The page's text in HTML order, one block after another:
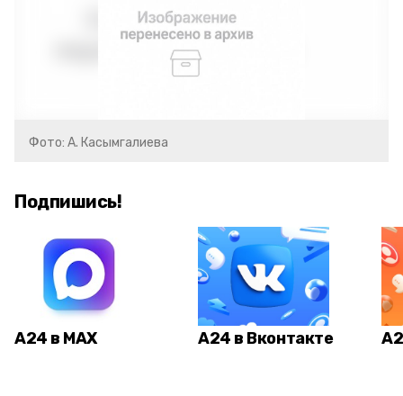
Фото: А. Касымгалиева
Подпишись!
А24 в MAX А24 в Вконтакте